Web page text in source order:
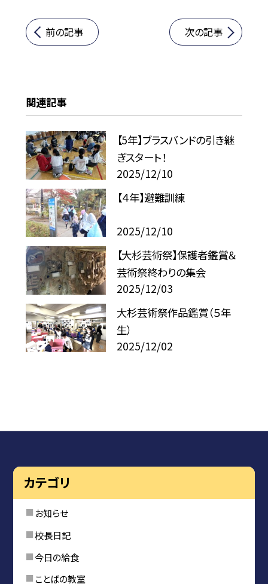
前の記事 次の記事
関連記事
【5年】ブラスバンドの引き継
ぎスタート！
2025/12/10
【４年】避難訓練
2025/12/10
【大杉芸術祭】保護者鑑賞＆
芸術祭終わりの集会
2025/12/03
大杉芸術祭作品鑑賞（５年
生）
2025/12/02
カテゴリ
お知らせ
校長日記
今日の給食
ことばの教室